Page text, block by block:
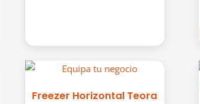
Freezer Horizontal Teora